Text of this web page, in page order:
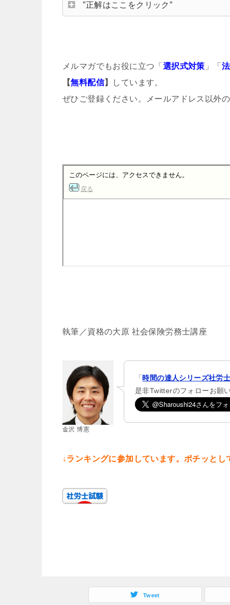
”正解はここをクリック”
メルマガでもお役に立つ「 選択式対策 」「
【無料配信】
しています。
ぜひご登録ください。メールアドレス以外
執筆／資格の大原 社会保険労務士講座
金沢 博憲
「 時間の達人シリーズ社労
是非Twitterのフォローお願
↓ランキングに参加しています。ポチッとし
Tweet